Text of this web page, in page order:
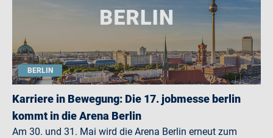
BERLIN
Karriere in Bewegung: Die 17. jobmesse berlin
kommt in die Arena Berlin
Am 30. und 31. Mai wird die Arena Berlin erneut zum